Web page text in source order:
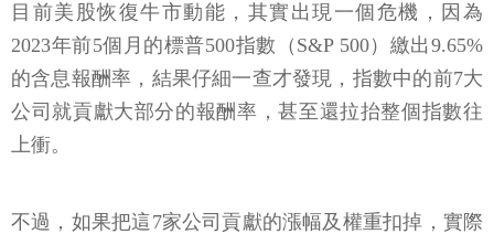
目前美股恢復牛市動能，其實出現一個危機，因為
2023年前5個月的標普500指數（S&P 500）繳出9.65%
的含息報酬率，結果仔細一查才發現，指數中的前7大
公司就貢獻大部分的報酬率，甚至還拉抬整個指數往
上衝。
不過，如果把這7家公司貢獻的漲幅及權重扣掉，實際